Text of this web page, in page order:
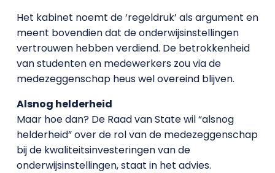
Het kabinet noemt de ‘regeldruk’ als argument en
meent bovendien dat de onderwijsinstellingen
vertrouwen hebben verdiend. De betrokkenheid
van studenten en medewerkers zou via de
medezeggenschap heus wel overeind blijven.
Alsnog helderheid
Maar hoe dan? De Raad van State wil “alsnog
helderheid” over de rol van de medezeggenschap
bij de kwaliteitsinvesteringen van de
onderwijsinstellingen, staat in het advies.